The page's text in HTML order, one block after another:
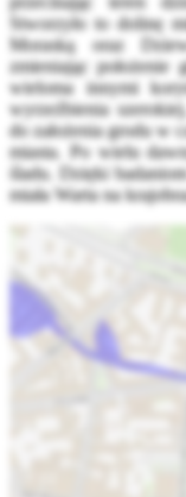
Stworzyło to dolinę
Moraską oraz
zmieniając położenie
wieloma innymi
wyrzeźbienia
do założenia grodu w
miasta. Po wielu
śladu. Dzięki
miała Warta na